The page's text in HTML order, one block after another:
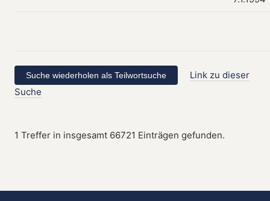
Link zu dieser
Suche
1 Treffer in insgesamt 66721 Einträgen gefunden.